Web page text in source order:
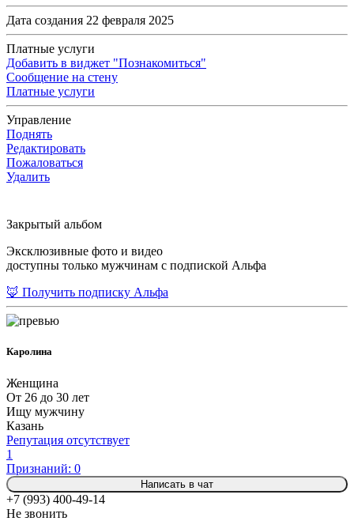
Дата создания 22 февраля 2025
Платные услуги
Добавить в виджет "Познакомиться"
Сообщение на стену
Платные услуги
Управление
Поднять
Редактировать
Пожаловаться
Удалить
Закрытый альбом
Эксклюзивные фото и видео
доступны только мужчинам с подпиской Альфа
🦊 Получить подписку Альфа
Каролина
Женщина
От 26 до 30 лет
Ищу мужчину
Казань
Репутация отсутствует
1
Признаний: 0
Написать в чат
+7 (993) 400-49-14
Не звонить